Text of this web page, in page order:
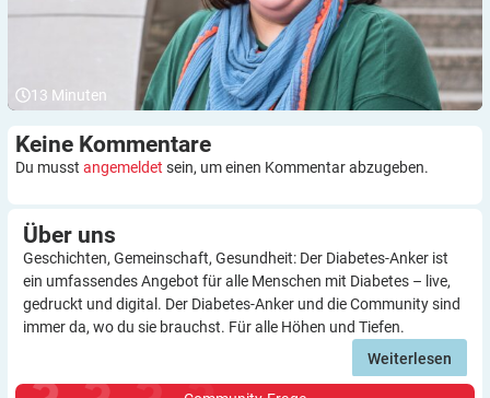
13 Minuten
Keine Kommentare
Du musst angemeldet sein, um einen Kommentar abzugeben.
Über uns
Geschichten, Gemeinschaft, Gesundheit: Der Diabetes-Anker ist
ein umfassendes Angebot für alle Menschen mit Diabetes – live,
gedruckt und digital. Der Diabetes-Anker und die Community sind
immer da, wo du sie brauchst. Für alle Höhen und Tiefen.
Weiterlesen